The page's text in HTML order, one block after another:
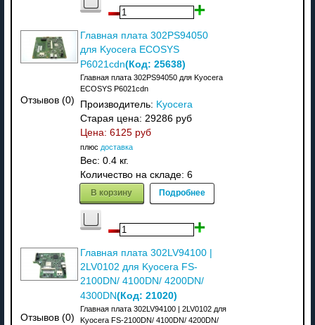
Отзывов (0)
Главная плата 302PS94050
для Kyocera ECOSYS
P6021cdn(Код: 25638)
Главная плата 302PS94050 для Kyocera
ECOSYS P6021cdn
Производитель: Kyocera
Старая цена: 29286 руб
Цена: 6125 руб
плюс доставка
Вес: 0.4 кг.
Количество на складе: 6
В корзину Подробнее
Отзывов (0)
Главная плата 302LV94100 |
2LV0102 для Kyocera FS-
2100DN/ 4100DN/ 4200DN/
4300DN(Код: 21020)
Главная плата 302LV94100 | 2LV0102 для
Kyocera FS-2100DN/ 4100DN/ 4200DN/